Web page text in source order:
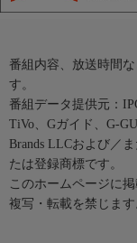
番組内容、放送時間
す。
番組データ提供元：
TiVo、Gガイド、G-
Brands LLCおよび／
たは登録商標です。
このホームページに
複写・転載を禁じます